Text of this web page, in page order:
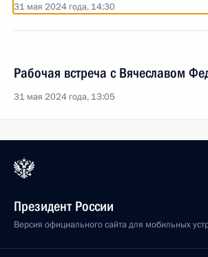
31 мая 2024 года, 14:30
Рабочая встреча с Вячеславом
31 мая 2024 года, 13:05
Президент России
Версия официального сайта для мобильных